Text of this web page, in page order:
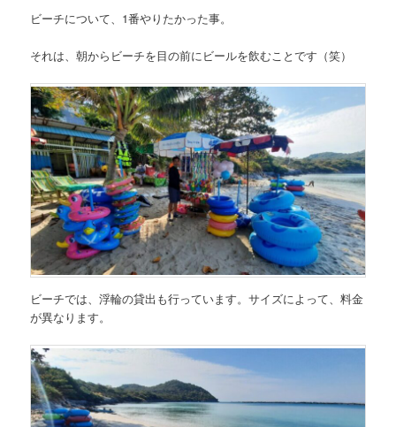
ビーチについて、1番やりたかった事。
それは、朝からビーチを目の前にビールを飲むことです（笑）
ビーチでは、浮輪の貸出も行っています。サイズによって、料金
が異なります。